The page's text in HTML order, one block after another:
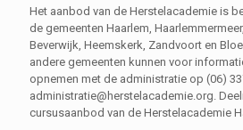
Het aanbod van de Herstelacademie is
de gemeenten Haarlem,
Beverwijk, Heemskerk, Zandvoort en
andere gemeenten kunnen voor
opnemen met de administratie op (06)
administratie@herstelacademie.org.
cursusaanbod van de Herstelacademie